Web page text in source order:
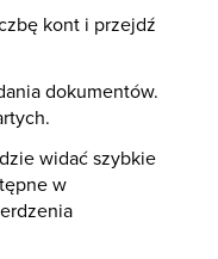
kont i przejdź
dokumentów.
widać szybkie
w